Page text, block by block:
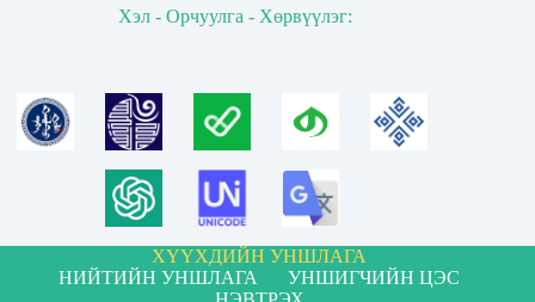
Хэл - Орчуулга - Хөрвүүлэг:
ХҮҮХДИЙН УНШЛАГА
НИЙТИЙН УНШЛАГА
УНШИГЧИЙН ЦЭС